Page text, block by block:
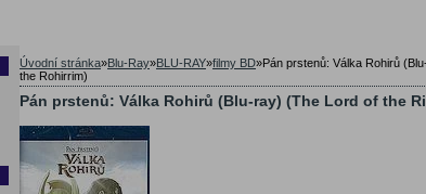
Úvodní stránka»Blu-Ray»BLU-RAY»filmy BD»Pán prstenů: Válka Rohirů
the Rohirrim)
Pán prstenů: Válka Rohirů (Blu-ray) (The Lord of the